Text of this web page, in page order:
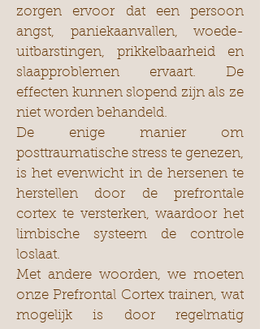
zorgen ervoor dat een persoon
angst, paniekaanvallen, woede-
uitbarstingen, prikkelbaarheid en
slaapproblemen ervaart. De
effecten kunnen slopend zijn als ze
niet worden behandeld.
De enige manier om
posttraumatische stress te genezen,
is het evenwicht in de hersenen te
herstellen door de prefrontale
cortex te versterken, waardoor het
limbische systeem de controle
loslaat.
Met andere woorden, we moeten
onze Prefrontal Cortex trainen, wat
mogelijk is door regelmatig